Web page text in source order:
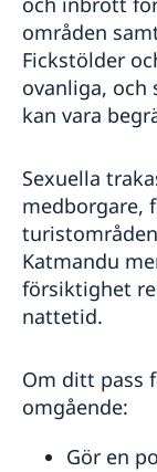
områden
Fickstölder
ovanliga, och
kan vara
Sexuella
medborgare,
Katmandu
försiktighet
nattetid.
Om ditt pass
omgående:
Gör en